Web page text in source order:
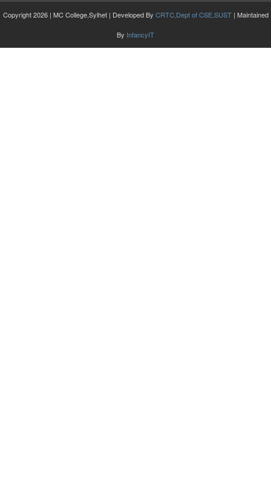
Copyright 2026 | MC College,Sylhet | Developed By CRTC,Dept of CSE,SUST| Maintained
By InfancyIT